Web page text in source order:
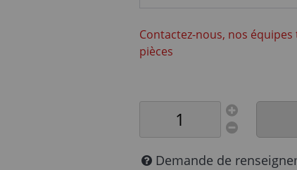
Contactez-nous, nos
pièces
Demande de